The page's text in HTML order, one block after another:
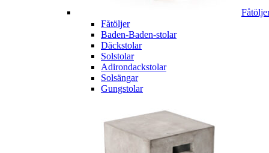
Fåtöljer
Baden-Baden-stolar
Däckstolar
Solstolar
Adirondackstolar
Solsängar
Gungstolar